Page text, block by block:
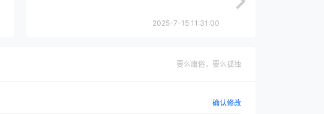
2025-7-15 11:31:00
要么庸俗，要么孤独
确认修改